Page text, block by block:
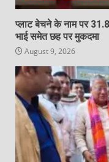
प्लाट बेचने के नाम पर
भाई समेत छह पर मुकदमा
August 9, 2026